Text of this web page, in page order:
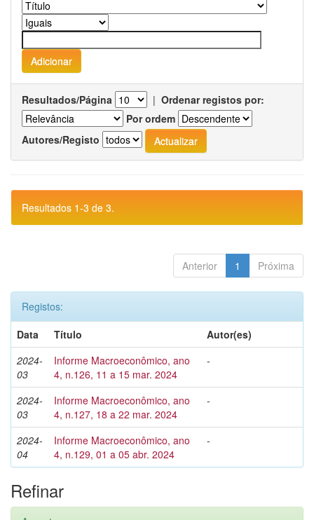
Resultados/Página | Ordenar registos por:
Por ordem
Autores/Registo
Resultados 1-3 de 3.
Anterior 1 Próxima
Registos:
Data
Título
Autor(es)
2024-
03
Informe Macroeconômico, ano
4, n.126, 11 a 15 mar. 2024
-
2024-
03
Informe Macroeconômico, ano
4, n.127, 18 a 22 mar. 2024
-
2024-
04
Informe Macroeconômico, ano
4, n.129, 01 a 05 abr. 2024
-
Refinar